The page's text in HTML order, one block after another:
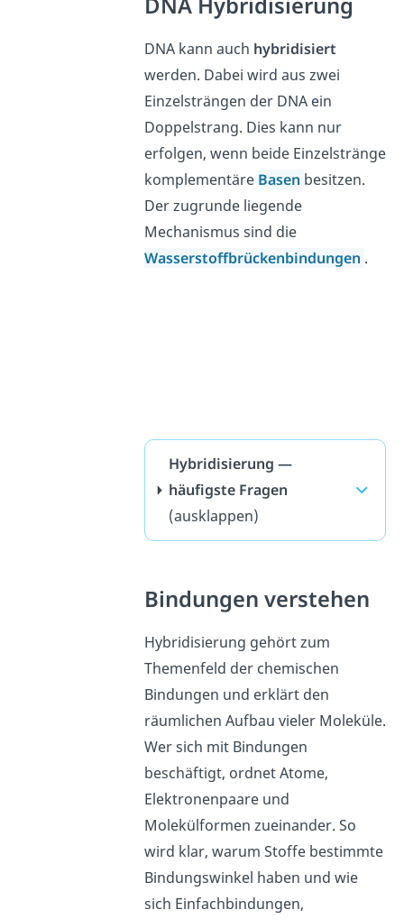
DNA kann auch hybridisiert
werden. Dabei wird aus zwei
Einzelsträngen der DNA ein
Doppelstrang. Dies kann nur
erfolgen, wenn beide Einzelstränge
komplementäre Basen besitzen.
Der zugrunde liegende
Mechanismus sind die
Wasserstoffbrückenbindungen .
Hybridisierung —
häufigste Fragen
(ausklappen)
Bindungen verstehen
Hybridisierung gehört zum
Themenfeld der chemischen
Bindungen und erklärt den
räumlichen Aufbau vieler Moleküle.
Wer sich mit Bindungen
beschäftigt, ordnet Atome,
Elektronenpaare und
Molekülformen zueinander. So
wird klar, warum Stoffe bestimmte
Bindungswinkel haben und wie
sich Einfachbindungen,